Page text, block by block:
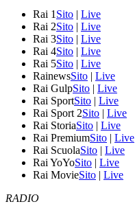
Rai 1 Sito | Live
Rai 2Sito | Live
Rai 3Sito | Live
Rai 4Sito | Live
Rai 5Sito | Live
RainewsSito | Live
Rai GulpSito | Live
Rai SportSito | Live
Rai Sport 2Sito | Live
Rai StoriaSito | Live
Rai PremiumSito | Live
Rai ScuolaSito | Live
Rai YoYoSito | Live
Rai MovieSito | Live
RADIO